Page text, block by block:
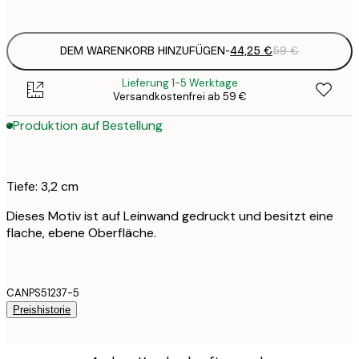
DEM WARENKORB HINZUFÜGEN-44,25 €59 €
Lieferung 1-5 Werktage
Versandkostenfrei ab 59 €
Produktion auf Bestellung
Tiefe: 3,2 cm
Dieses Motiv ist auf Leinwand gedruckt und besitzt eine
flache, ebene Oberfläche.
CANPS51237-5
Preishistorie